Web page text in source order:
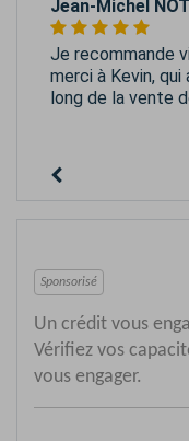
Jean-Michel
Je recommande
merci à Kevin,
long de la vente